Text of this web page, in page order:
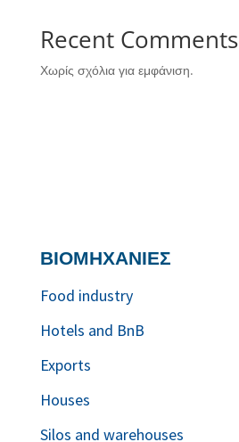
Recent Comments
Χωρίς σχόλια για εμφάνιση.
ΒΙΟΜΗΧΑΝΙΕΣ
Food industry
Hotels and BnB
Exports
Houses
Silos and warehouses